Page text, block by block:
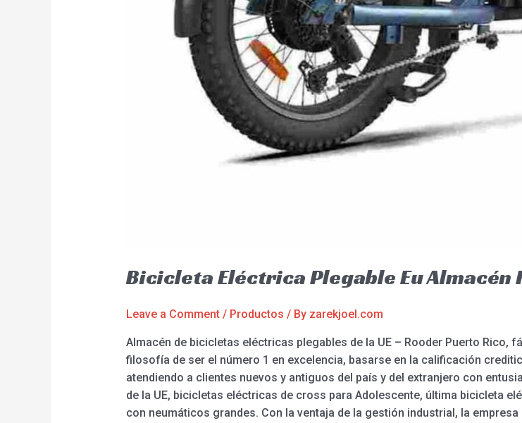
Bicicleta Eléctrica Plegable Eu Almacén
Leave a Comment / Productos / By zarekjoel.com
Almacén de bicicletas eléctricas plegables de la UE – Rooder Puerto Rico,
filosofía de ser el número 1 en excelencia, basarse en la calificación
atendiendo a clientes nuevos y antiguos del país y del extranjero con
de la UE, bicicletas eléctricas de cross para Adolescente, última bicicleta
con neumáticos grandes. Con la ventaja de la gestión industrial, la